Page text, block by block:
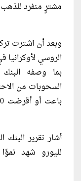
بما وصفه البنك
السحوبات من
أشار تقرير البنك
لليورو شهد